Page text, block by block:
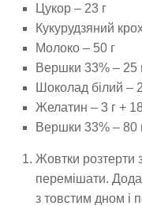
Цукор – 23 г
Кукурудзяний
Молоко – 50 г
Вершки 33% –
Шоколад білий –
Желатин – 3 г +
Вершки 33% – 80
Жовтки розтерти
перемішати.
з товстим дном і